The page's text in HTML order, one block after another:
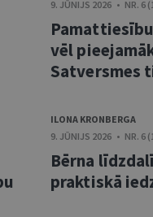
9. JŪNIJS 2026 • NR. 6
vēl
Satversmes
ILONA KRONBERGA
9. JŪNIJS 2026 • NR. 6
Bērna
praktiskā